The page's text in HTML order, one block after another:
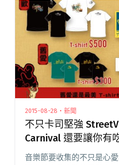
氣重要指標，不然怎麼閱
氣 簡單 10 招提升樂團粉
2015-08-28・新聞
不只卡司堅強
Carnival 還要讓你有
音樂節要收集的不只是心